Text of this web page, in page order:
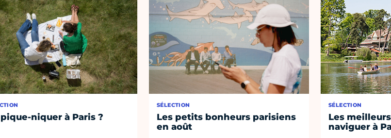
niquer à Paris ?
SÉLECTION
Les petits bonheurs parisiens
en août
SÉLECTION
Les
naviguer à